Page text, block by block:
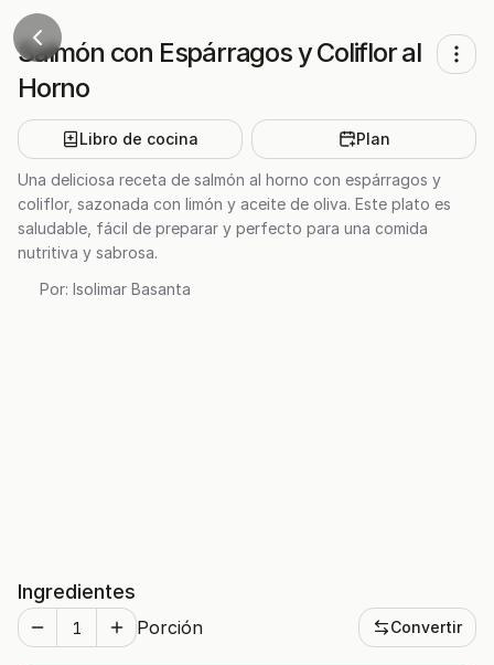
Salmón con Espárragos y Coliflor al
Horno
Libro de cocina Plan
Una deliciosa receta de salmón al horno con espárragos y
coliflor, sazonada con limón y aceite de oliva. Este plato es
saludable, fácil de preparar y perfecto para una comida
nutritiva y sabrosa.
Por: Isolimar Basanta
Ingredientes
Porción Convertir